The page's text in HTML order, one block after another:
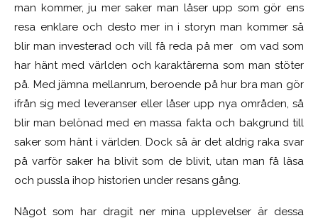
man kommer, ju mer saker man låser upp som gör ens
resa enklare och desto mer in i storyn man kommer så
blir man investerad och vill få reda på mer om vad som
har hänt med världen och karaktärerna som man stöter
på. Med jämna mellanrum, beroende på hur bra man gör
ifrån sig med leveranser eller låser upp nya områden, så
blir man belönad med en massa fakta och bakgrund till
saker som hänt i världen. Dock så är det aldrig raka svar
på varför saker ha blivit som de blivit, utan man få läsa
och pussla ihop historien under resans gång.
Något som har dragit ner mina upplevelser är dessa